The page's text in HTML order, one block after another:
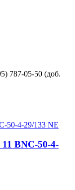
787-05-50 (доб.
BNC-50-4-